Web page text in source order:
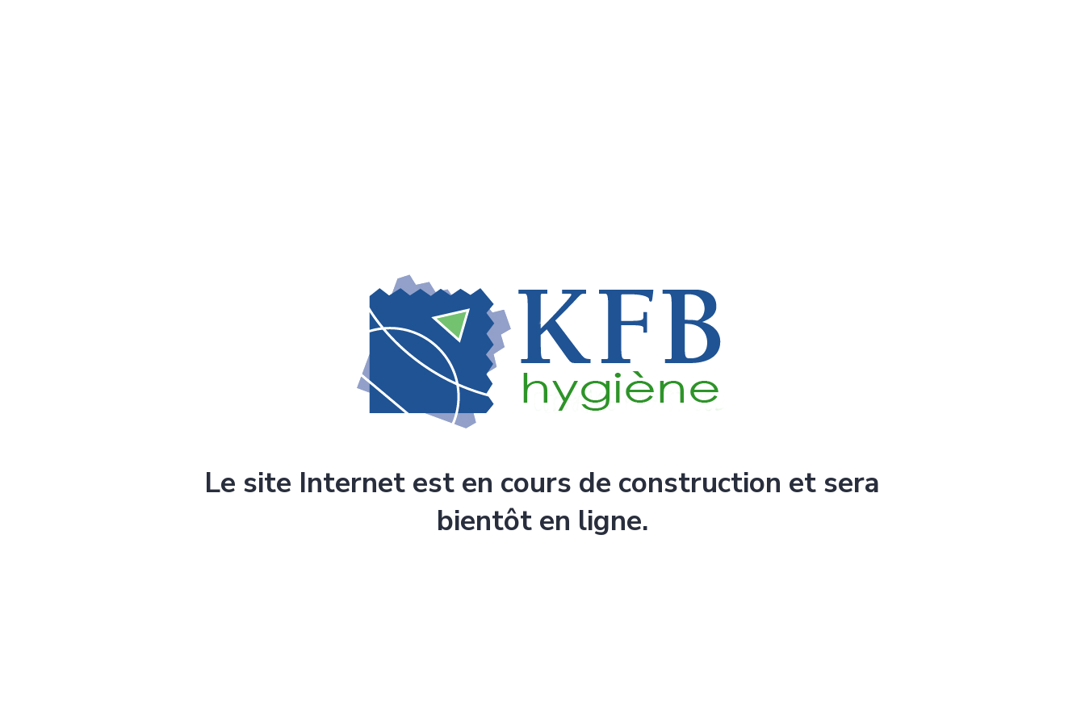
Le site Internet est en cours de construction et sera
bientôt en ligne.